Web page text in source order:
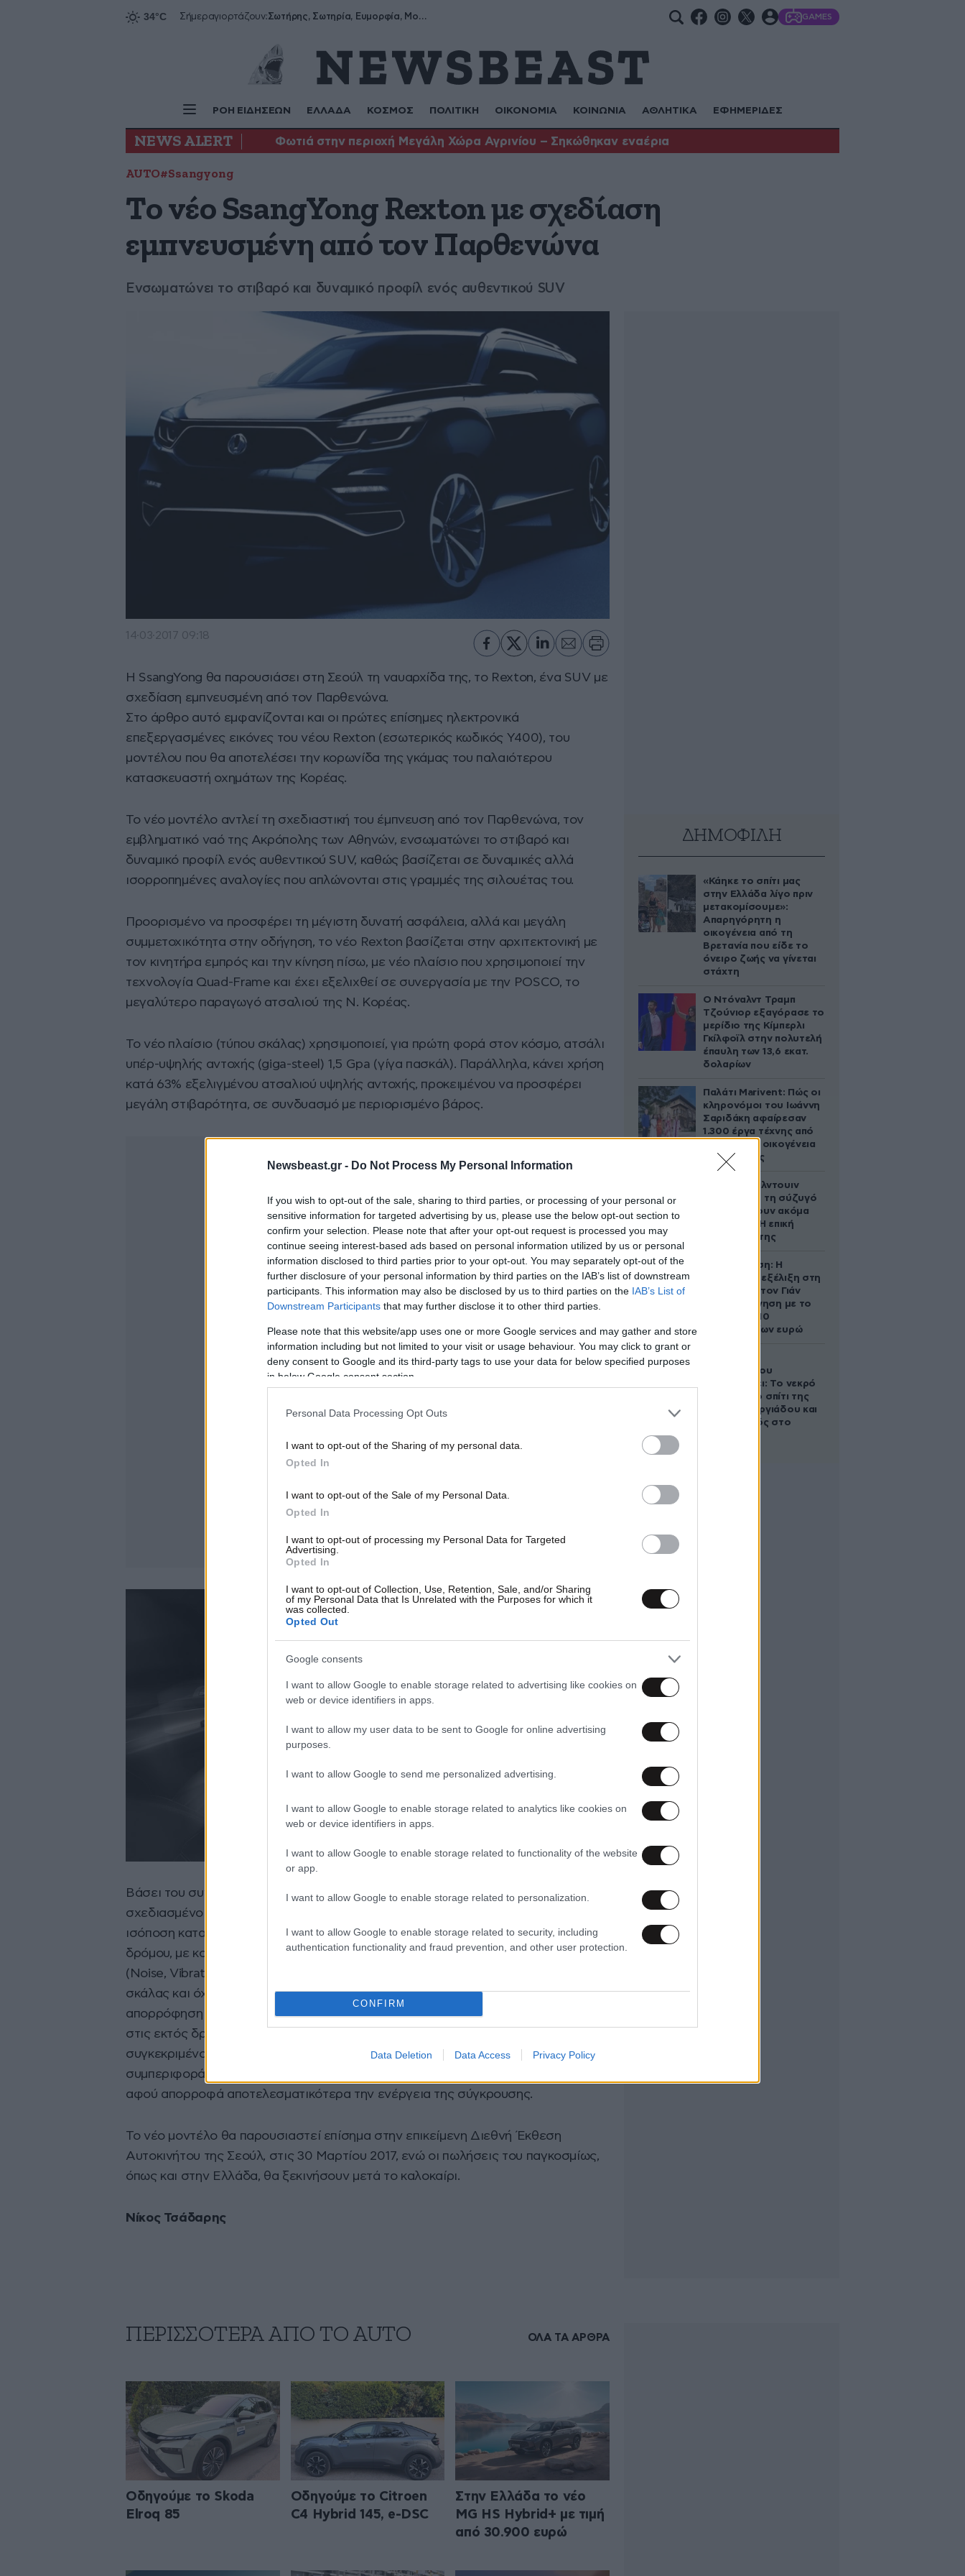
Newsbeast.gr - Do Not Process My Personal Information
If you wish to opt-out of the sale, sharing to third parties, or processing of your personal or
sensitive information for targeted advertising by us, please use the below opt-out section to
confirm your selection. Please note that after your opt-out request is processed you may
continue seeing interest-based ads based on personal information utilized by us or personal
information disclosed to third parties prior to your opt-out. You may separately opt-out of the
further disclosure of your personal information by third parties on the IAB’s list of downstream
participants. This information may also be disclosed by us to third parties on the IAB’s List of
Downstream Participants that may further disclose it to other third parties.
Please note that this website/app uses one or more Google services and may gather and store
information including but not limited to your visit or usage behaviour. You may click to grant or
deny consent to Google and its third-party tags to use your data for below specified purposes
in below Google consent section.
Personal Data Processing Opt Outs
I want to opt-out of the Sharing of my personal data.
Opted In
I want to opt-out of the Sale of my Personal Data.
Opted In
I want to opt-out of processing my Personal Data for Targeted
Advertising.
Opted In
I want to opt-out of Collection, Use, Retention, Sale, and/or Sharing
of my Personal Data that Is Unrelated with the Purposes for which it
was collected.
Opted Out
Google consents
I want to allow Google to enable storage related to advertising like cookies on
web or device identifiers in apps.
I want to allow my user data to be sent to Google for online advertising
purposes.
I want to allow Google to send me personalized advertising.
I want to allow Google to enable storage related to analytics like cookies on
web or device identifiers in apps.
I want to allow Google to enable storage related to functionality of the website
or app.
I want to allow Google to enable storage related to personalization.
I want to allow Google to enable storage related to security, including
authentication functionality and fraud prevention, and other user protection.
CONFIRM
Data Deletion Data Access Privacy Policy
Σήμεραγιορτάζουν: Σωτήρης, Σωτηρία, Ευμορφία, Μορφούλα GAMES
ΡΟΗ ΕΙΔΗΣΕΩΝ ΕΛΛΑΔΑ ΚΟΣΜΟΣ ΠΟΛΙΤΙΚΗ ΟΙΚΟΝΟΜΙΑ ΚΟΙΝΩΝΙΑ ΑΘΛΗΤΙΚΑ ΕΦΗΜΕΡΙΔΕΣ
NEWS ALERT Φωτιά στην περιοχή Μεγάλη Χώρα Αγρινίου – Σηκώθηκαν εναέρια
AUTO#Ssangyong
Το νέο SsangYong Rexton με σχεδίαση
εμπνευσμένη από τον Παρθενώνα
Ενσωματώνει το στιβαρό και δυναμικό προφίλ ενός αυθεντικού SUV
14·03·2017 09:18
Η SsangYong θα παρουσιάσει στη Σεούλ τη ναυαρχίδα της, το Rexton, ένα SUV με
σχεδίαση εμπνευσμένη από τον Παρθενώνα.
Στο άρθρο αυτό εμφανίζονται και οι πρώτες επίσημες ηλεκτρονικά
επεξεργασμένες εικόνες του νέου Rexton (εσωτερικός κωδικός Y400), του
μοντέλου που θα αποτελέσει την κορωνίδα της γκάμας του παλαιότερου
κατασκευαστή οχημάτων της Κορέας.
Το νέο μοντέλο αντλεί τη σχεδιαστική του έμπνευση από τον Παρθενώνα, τον
εμβληματικό ναό της Ακρόπολης των Αθηνών, ενσωματώνει το στιβαρό και
δυναμικό προφίλ ενός αυθεντικού SUV, καθώς βασίζεται σε δυναμικές αλλά
ισορροπημένες αναλογίες που απλώνονται στις γραμμές της σιλουέτας του.
Προορισμένο να προσφέρει τη μέγιστη δυνατή ασφάλεια, αλλά και μεγάλη
συμμετοχικότητα στην οδήγηση, το νέο Rexton βασίζεται στην αρχιτεκτονική με
τον κινητήρα εμπρός και την κίνηση πίσω, με νέο πλαίσιο που χρησιμοποιεί την
τεχνολογία Quad-Frame και έχει εξελιχθεί σε συνεργασία με την POSCO, το
μεγαλύτερο παραγωγό ατσαλιού της Ν. Κορέας.
Το νέο πλαίσιο (τύπου σκάλας) χρησιμοποιεί, για πρώτη φορά στον κόσμο, ατσάλι
υπέρ-υψηλής αντοχής (giga-steel) 1,5 Gpa (γίγα πασκάλ). Παράλληλα, κάνει χρήση
κατά 63% εξελιγμένου ατσαλιού υψηλής αντοχής, προκειμένου να προσφέρει
μεγάλη στιβαρότητα, σε συνδυασμό με περιορισμένο βάρος.
Βάσει του συνδυασμού των παραπάνω χαρακτηριστικών, το νέο Rexton είναι
σχεδιασμένο να προσφέρει μια καλή οδηγική εμπειρία, με καλά κρατήματα,
ισόποση κατανομή βάρους στους δύο άξονες, εξαιρετικές επιδόσεις εκτός
δρόμου, με κορυφαία ελκτική ικανότητα αλλά και πολύ περιορισμένο δείκτη NVH
(Noise, Vibrations, Harshness) έτσι όπως προκύπτει από τη χρήση πλαισίου τύπου
σκάλας και όχι μονοκόματου (monocoque). Η επιλογή αυτή εξασφαλίζει καλύτερη
απορρόφηση των κραδασμών, εκτός, από την δεδομένα καλύτερη ανθεκτικότητα
στις εκτός δρόμου προκλήσεις. Παράλληλα, μελέτες έχουν δείξει, ότι ο
συγκεκριμένος τύπος πλαισίου στα μεγάλα SUV εξασφαλίζει και καλύτερη
συμπεριφορά στις συγκρούσεις, αναφορικά με την προστασία των επιβατών,
αφού απορροφά αποτελεσματικότερα την ενέργεια της σύγκρουσης.
Το νέο μοντέλο θα παρουσιαστεί επίσημα στην επικείμενη Διεθνή Έκθεση
Αυτοκινήτου της Σεούλ, στις 30 Μαρτίου 2017, ενώ οι πωλήσεις του παγκοσμίως,
όπως και στην Ελλάδα, θα ξεκινήσουν μετά το καλοκαίρι.
Νίκος Τσάδαρης
ΔΗΜΟΦΙΛΗ
«Κάηκε το σπίτι μας
στην Ελλάδα λίγο πριν
μετακομίσουμε»:
Απαρηγόρητη η
οικογένεια από τη
Βρετανία που είδε το
όνειρο ζωής να γίνεται
στάχτη
Ο Ντόναλντ Τραμπ
Τζούνιορ εξαγόρασε το
μερίδιο της Κίμπερλι
Γκίλφοϊλ στην πολυτελή
έπαυλη των 13,6 εκατ.
δολαρίων
Παλάτι Marivent: Πώς οι
κληρονόμοι του Ιωάννη
Σαριδάκη αφαίρεσαν
1.300 έργα τέχνης από
τη βασιλική οικογένεια
της Ισπανίας
Ο Άλεκ Μπάλντουιν
ζήτησε από τη σύζυγό
του να κάνουν ακόμα
ένα παιδί – Η επική
αντίδρασή της
Αθηνά Ωνάση: Η
απρόσμενη εξέλιξη στη
διαμάχη με τον Γιάν
Τοπς – Η κίνηση με το
άλογο των 10
εκατομμυρίων ευρώ
Τζώρτζογλου
αποκαλύπτει: Το νεκρό
έμβρυο στο σπίτι της
Μαρίας Γεωργιάδου και
ο εγκλεισμός στο
ΠΕΡΙΣΣΟΤΕΡΑ ΑΠΟ ΤΟ AUTO ΟΛΑ ΤΑ ΑΡΘΡΑ
Οδηγούμε το Skoda
Elroq 85
Οδηγούμε το Citroen
C4 Hybrid 145, e-DSC
Στην Ελλάδα το νέο
MG HS Hybrid+ με τιμή
από 30.900 ευρώ